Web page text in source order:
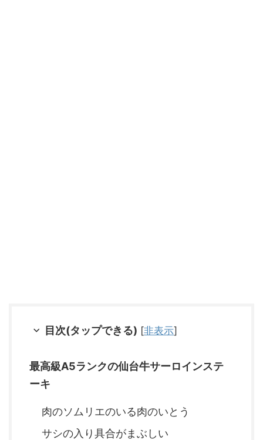
目次(タップできる) [非表示]
最高級A5ランクの仙台牛サーロインステ
ーキ
肉のソムリエのいる肉のいとう
サシの入り具合がまぶしい